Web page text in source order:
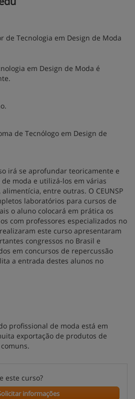
de Tecnologia em Design de Moda
em Design de Moda é
de Tecnólogo em Design de
irá se aprofundar teoricamente e
moda e utilizá-los em várias
entre outras. O CEUNSP
laboratórios para cursos de
o aluno colocará em prática os
com professores especializados no
este curso apresentaram
congressos no Brasil e
em concursos de repercussão
a entrada destes alunos no
profissional de moda está em
exportação de produtos de
este curso?
informações